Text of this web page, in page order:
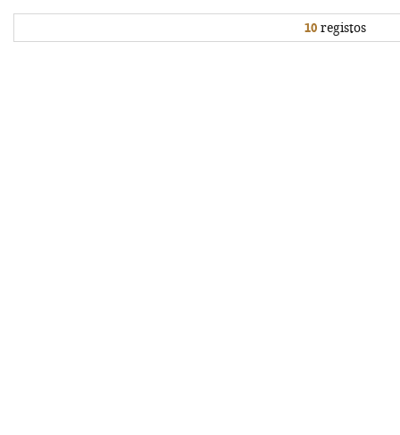
10registos